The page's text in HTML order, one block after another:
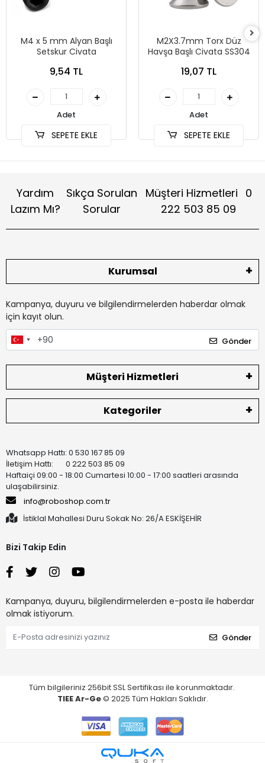
M4 x 5 mm Alyan Başlı
Setskur Civata
9,54 TL
Adet
SEPETE EKLE
M2X3.7mm Torx Düz
Havşa Başlı Civata SS304
19,07 TL
Adet
SEPETE EKLE
Yardım
Lazım Mı?
Sıkça Sorulan
Sorular
Müşteri Hizmetleri 0
222 503 85 09
Kurumsal
Kampanya, duyuru ve bilgilendirmelerden haberdar olmak
için kayıt olun.
Gönder
Müşteri Hizmetleri
Kategoriler
Whatsapp Hattı: 0 530 167 85 09
İletişim Hattı: 0 222 503 85 09
Haftaiçi 09:00 - 18:00 Cumartesi 10:00 - 17:00 saatleri arasında
ulaşabilirsiniz.
info@roboshop.com.tr
İstiklal Mahallesi Duru Sokak No: 26/A ESKİŞEHİR
Bizi Takip Edin
Kampanya, duyuru, bilgilendirmelerden e-posta ile haberdar
olmak istiyorum.
Gönder
Tüm bilgileriniz 256bit SSL Sertifikası ile korunmaktadır.
TIEE Ar-Ge© 2025 Tüm Hakları Saklıdır.